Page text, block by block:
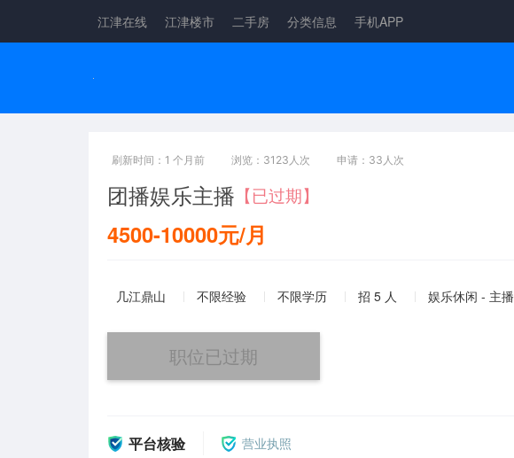
江津在线 江津楼市 二手房 分类信息 手机APP
刷新时间：1 个月前 浏览：3123人次 申请：33人次
团播娱乐主播 【已过期】
4500-10000元/月
几江鼎山 不限经验 不限学历 招 5 人 娱乐休闲 - 主播
职位已过期
平台核验 营业执照